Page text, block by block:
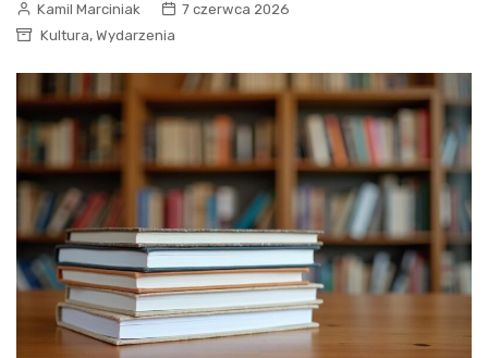
Kamil Marciniak
7 czerwca 2026
Kultura, Wydarzenia